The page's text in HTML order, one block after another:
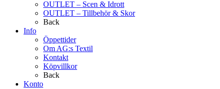
OUTLET – Scen & Idrott
OUTLET – Tillbehör & Skor
Back
Info
Öppettider
Om AG:s Textil
Kontakt
Köpvillkor
Back
Konto